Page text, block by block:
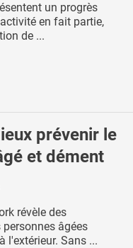
un progrès
en fait partie,
de ...
prévenir le
et dément
révèle des
âgées
l'extérieur. Sans ...